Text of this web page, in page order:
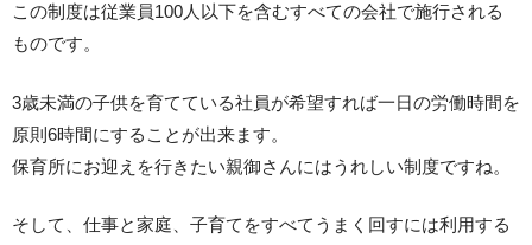
この制度は従業員100人以下を含むすべての会社で施行される
ものです。
3歳未満の子供を育てている社員が希望すれば一日の労働時間を
原則6時間にすることが出来ます。
保育所にお迎えを行きたい親御さんにはうれしい制度ですね。
そして、仕事と家庭、子育てをすべてうまく回すには利用する